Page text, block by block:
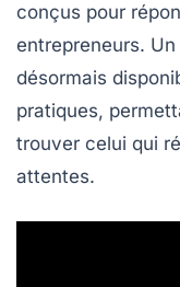
conçus pour
entrepreneurs.
désormais
pratiques,
trouver celui qui
attentes.